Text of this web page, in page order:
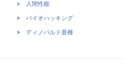
人間性能
バイオハッキング
ディノバルド亜種